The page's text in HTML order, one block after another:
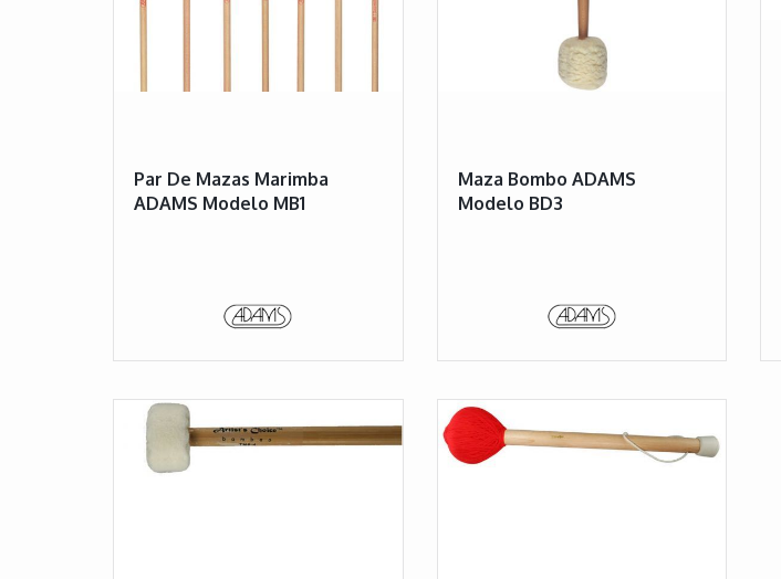
Par De Mazas Marimba
ADAMS Modelo MB1
Maza Bombo ADAMS
Modelo BD3